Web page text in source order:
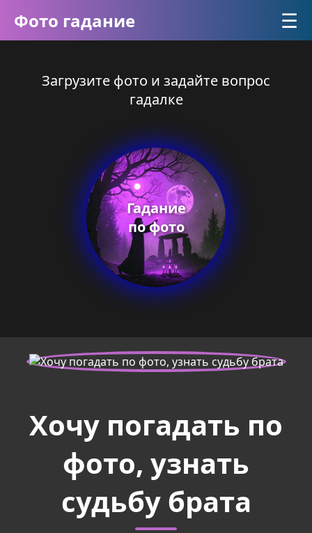
Фото гадание ☰
Загрузите фото и задайте вопрос
гадалке
Гадание
по фото
Хочу погадать по
фото, узнать
судьбу брата